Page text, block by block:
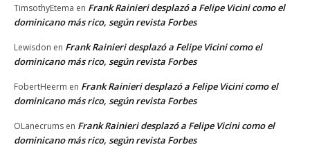
TimsothyEtema en Frank Rainieri desplazó a Felipe Vicini como el
dominicano más rico, según revista Forbes
Lewisdon en Frank Rainieri desplazó a Felipe Vicini como el
dominicano más rico, según revista Forbes
FobertHeerm en Frank Rainieri desplazó a Felipe Vicini como el
dominicano más rico, según revista Forbes
OLanecrums en Frank Rainieri desplazó a Felipe Vicini como el
dominicano más rico, según revista Forbes